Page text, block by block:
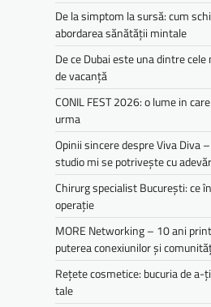
De la simptom la sursă: cum
abordarea sănătății mintale
De ce Dubai este una dintre
de vacanță
CONIL FEST 2026: o lume in
urma
Opinii sincere despre Viva Diva
studio mi se potrivește cu
Chirurg specialist București: ce
operație
MORE Networking – 10 ani
puterea conexiunilor și
Rețete cosmetice: bucuria de
tale